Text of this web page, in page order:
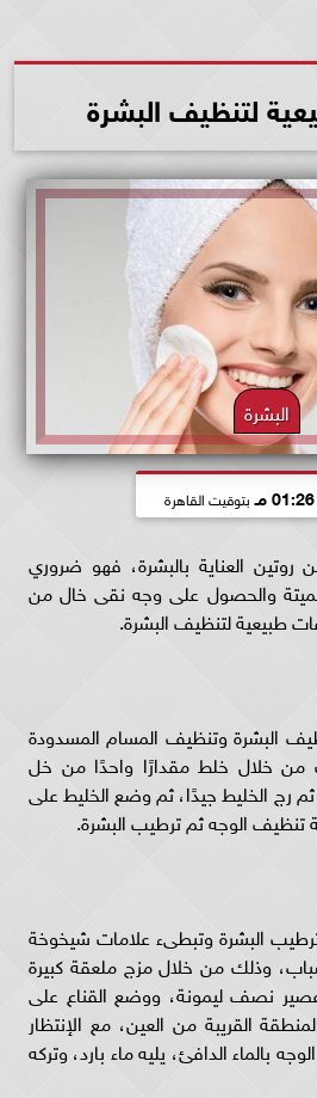
لتنظيف البشرة
البشرة
01:26 مـ بتوقيت القاهرة
روتين العناية بالبشرة، فهو ضروري
والحصول على وجه نقى خال من
طبيعية لتنظيف البشرة.
البشرة وتنظيف المسام المسدودة
خلال خلط مقدارًا واحدًا من خل
ثم رج الخليط جيدًا، ثم وضع الخليط على
تنظيف الوجه ثم ترطيب البشرة.
البشرة وتبطىء علامات شيخوخة
وذلك من خلال مزج ملعقة كبيرة
نصف ليمونة، ووضع القناع على
القريبة من العين، مع الإنتظار
الوجه بالماء الدافئ، يليه ماء بارد، وتركه